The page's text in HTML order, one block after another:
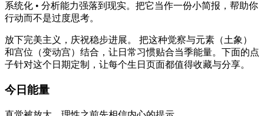
系统化 • 分析能力强落到现实。把它当作一份小简报，帮助你
行动而不是过度思考。
放下完美主义，庆祝稳步进展。 把这种觉察与元素（土象）
和宫位（变动宫）结合，让日常习惯贴合当季能量。下面的点
子针对这个日期定制，让每个生日页面都值得收藏与分享。
今日能量